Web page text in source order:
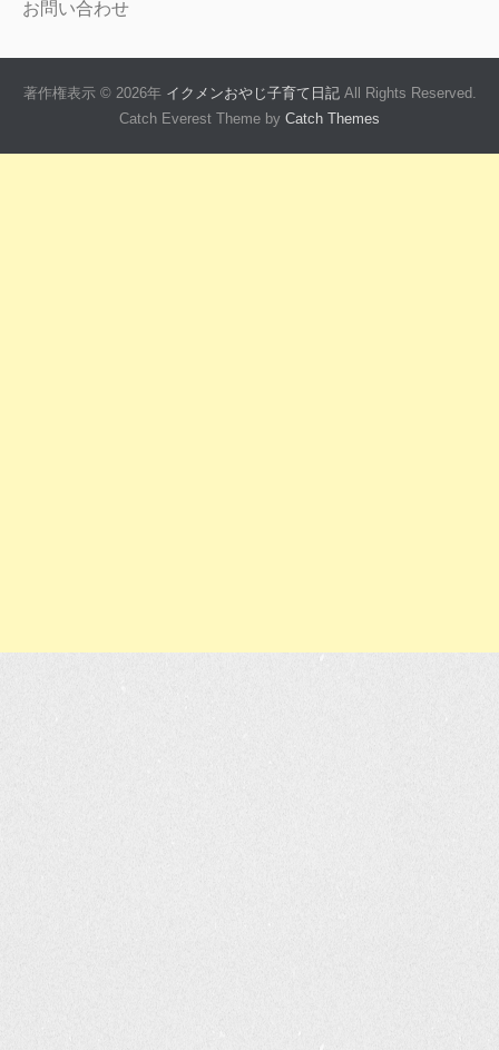
お問い合わせ
著作権表示 © 2026年 イクメンおやじ子育て日記All Rights Reserved.
Catch Everest Theme by Catch Themes